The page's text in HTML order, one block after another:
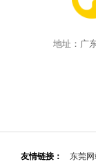
地址：广
友情链接： 东莞